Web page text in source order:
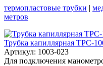
термопластовые трубки |
метров
Трубка капиллярная TPC-
Артикул: 1003-023
Для подключения